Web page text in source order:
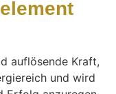
auflösende Kraft,
und wird